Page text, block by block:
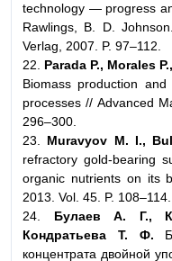
technology — progress
Rawlings, B. D.
Verlag, 2007. P. 97–112.
22. Parada P., Morales
Biomass production
processes // Advanced
296–300.
23.
Muravyov M. I.,
refractory gold-bearing
organic nutrients on its
2013. Vol. 45. P. 108–114.
24. Булаев А. Г.,
Кондратьева Т. Ф.
концентрата двойной